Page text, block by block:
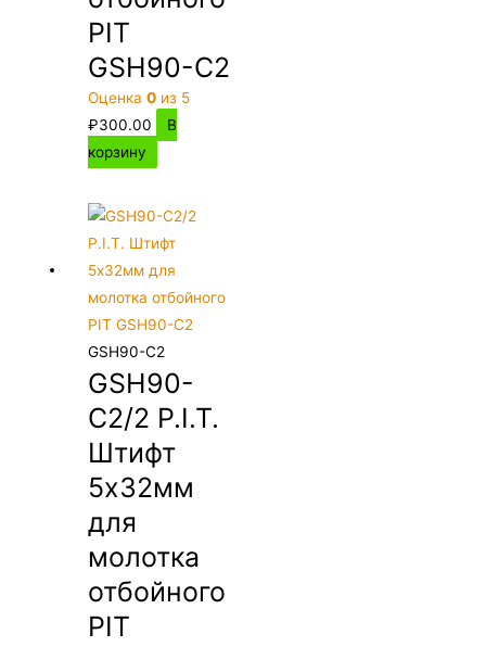
PIT
GSH90-C2
Оценка0 из 5
₽300.00
В
корзину
GSH90-C2
GSH90-
C2/2 P.I.T.
Штифт
5х32мм
для
молотка
отбойного
PIT